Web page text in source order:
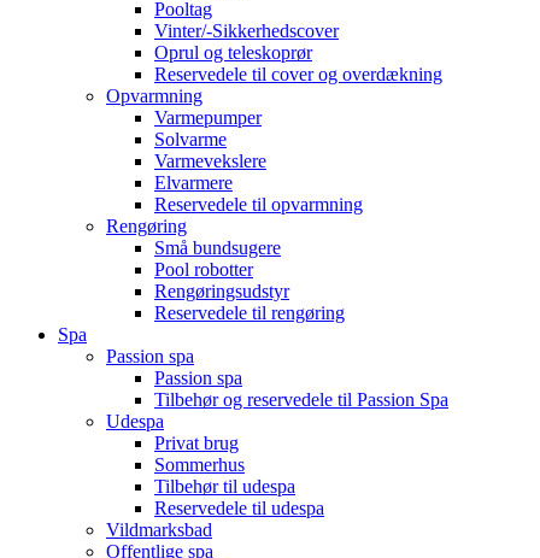
Pooltag
Vinter/-Sikkerhedscover
Oprul og teleskoprør
Reservedele til cover og overdækning
Opvarmning
Varmepumper
Solvarme
Varmevekslere
Elvarmere
Reservedele til opvarmning
Rengøring
Små bundsugere
Pool robotter
Rengøringsudstyr
Reservedele til rengøring
Spa
Passion spa
Passion spa
Tilbehør og reservedele til Passion Spa
Udespa
Privat brug
Sommerhus
Tilbehør til udespa
Reservedele til udespa
Vildmarksbad
Offentlige spa